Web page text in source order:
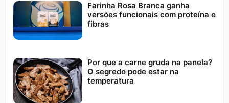
Farinha Rosa Branca ganha
versões funcionais com proteína e
fibras
Por que a carne gruda na panela?
O segredo pode estar na
temperatura